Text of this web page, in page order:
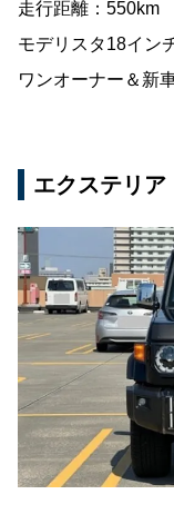
走行距離：550km
モデリスタ18イン
ワンオーナー＆新
エクステリア